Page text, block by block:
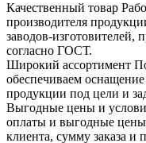
Качественный товар
производителя
заводов-изготовителей,
согласно ГОСТ.
Широкий ассортимент
обеспечиваем
продукции под цели и
Выгодные цены и
оплаты и выгодные
клиента, сумму заказа и